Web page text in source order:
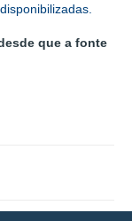
que a fonte